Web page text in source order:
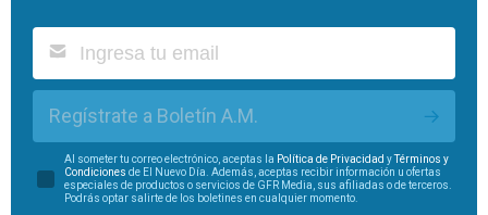
Regístrate a Boletín A.M.
Al someter tu correo electrónico, aceptas la Política de Privacidad yTérminos y
Condiciones de El Nuevo Día. Además, aceptas recibir información u ofertas
especiales de productos o servicios de GFR Media, sus afiliadas o de terceros.
Podrás optar salirte de los boletines en cualquier momento.